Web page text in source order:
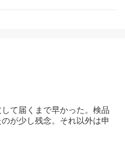
て届くまで早かった。検品
が少し残念。それ以外は申